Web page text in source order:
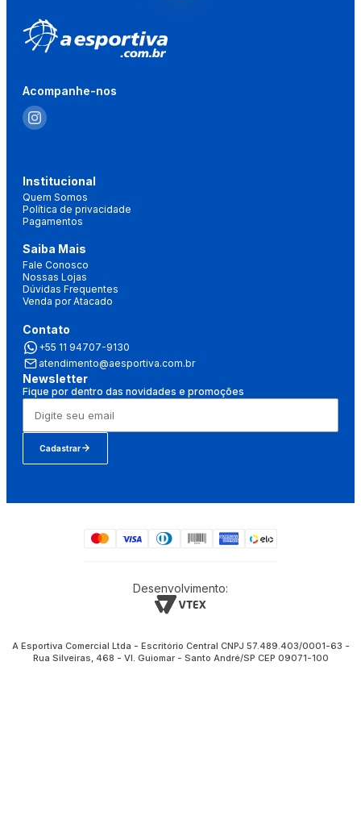
Acompanhe-nos
Institucional
Quem Somos
Política de privacidade
Pagamentos
Saiba Mais
Fale Conosco
Nossas Lojas
Dúvidas Frequentes
Venda por Atacado
Contato
+55 11 94707-9130
atendimento@aesportiva.com.br
Newsletter
Fique por dentro das novidades e promoções
Cadastrar
Desenvolvimento:
A Esportiva Comercial Ltda - Escritório Central CNPJ 57.489.403/0001-63 -
Rua Silveiras, 468 - Vl. Guiomar - Santo André/SP CEP 09071-100